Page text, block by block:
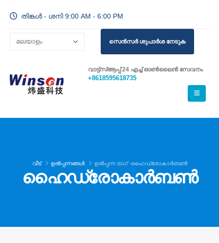
തിങ്കൾ - ശനി 9:00 AM - 6:00 PM
സെൻസർ ശുപാർശ നേടുക
വാട്ട്സ്ആപ്പ് 24 എച്ച് ഓൺലൈൻ സേവനം
+8618595618735
വീട് ഉൽപ്പന്നങ്ങൾ ഉൽപ്പന്ന ടാഗ് -ഹൈഡ്രോകാർബൺ
ഹൈഡ്രോകാർബൺ